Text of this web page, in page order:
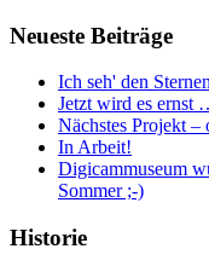
Neueste Beiträge
Ich seh' den
Jetzt wird es ernst
Nächstes Projekt –
In Arbeit!
Digicammuseum
Sommer ;-)
Historie